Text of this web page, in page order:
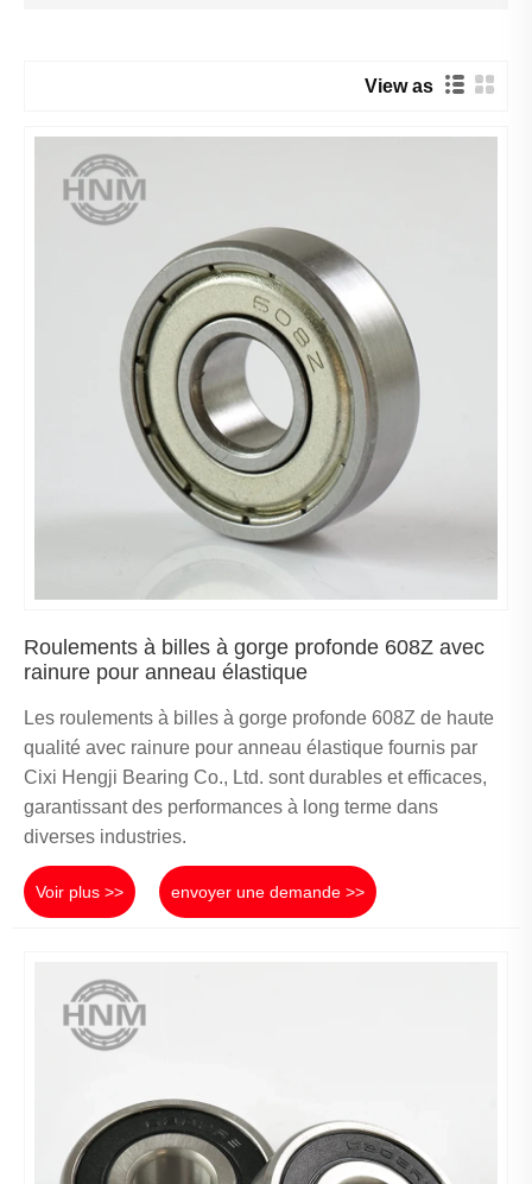
View as
Roulements à billes à gorge profonde 608Z avec
rainure pour anneau élastique
Les roulements à billes à gorge profonde 608Z de haute
qualité avec rainure pour anneau élastique fournis par
Cixi Hengji Bearing Co., Ltd. sont durables et efficaces,
garantissant des performances à long terme dans
diverses industries.
Voir plus >> envoyer une demande >>